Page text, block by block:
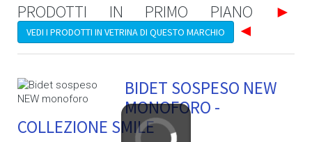
PRODOTTI IN PRIMO PIANO ►
VEDI I PRODOTTI IN VETRINA DI QUESTO MARCHIO ◄
BIDET SOSPESO NEW
MONOFORO -
COLLEZIONE SMILE